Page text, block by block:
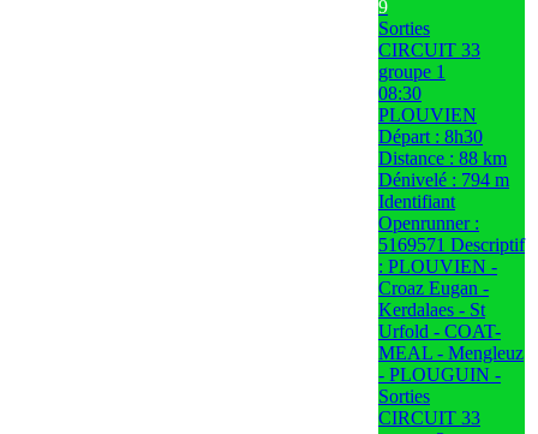
9
Sorties
CIRCUIT 33
groupe 1
08:30
PLOUVIEN
Départ : 8h30
Distance : 88 km
Dénivelé : 794 m
Identifiant
Openrunner :
5169571 Descriptif
: PLOUVIEN -
Croaz Eugan -
Kerdalaes - St
Urfold - COAT-
MEAL - Mengleuz
- PLOUGUIN -
Sorties
CIRCUIT 33